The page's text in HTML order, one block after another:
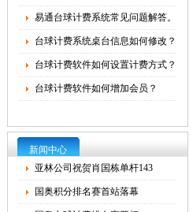
易通台球计费系统常见问题解答。
台球计费系统桌台信息如何修改？
台球计费软件如何设置计费方式？
台球计费软件如何增加会员？
新闻中心
亚林公司祝贺肖国栋单杆143
国奥积分排名赛首站落幕